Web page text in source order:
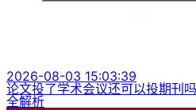
2026-08-03 15:03:39
论文投了学术会议还可以投期刊
全解析